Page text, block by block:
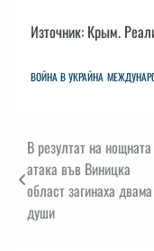
Източник: Крым.
ВОЙНА В УКРАЙНА
Навигация
В резултат на нощната
атака във Виницка
област загинаха двама
души